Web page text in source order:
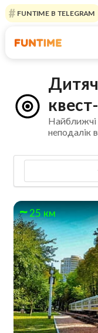
FUNTIME В TELEGRAM
Найближчі
неподалік
25 км